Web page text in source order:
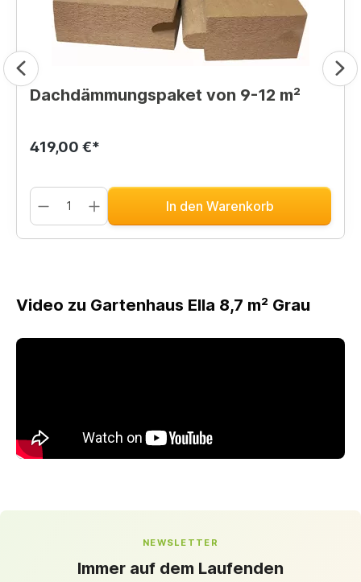
Dachdämmungspaket von 9-12 m²
419,00 €*
In den Warenkorb
Video zu Gartenhaus Ella 8,7 m² Grau
NEWSLETTER
Immer auf dem Laufenden